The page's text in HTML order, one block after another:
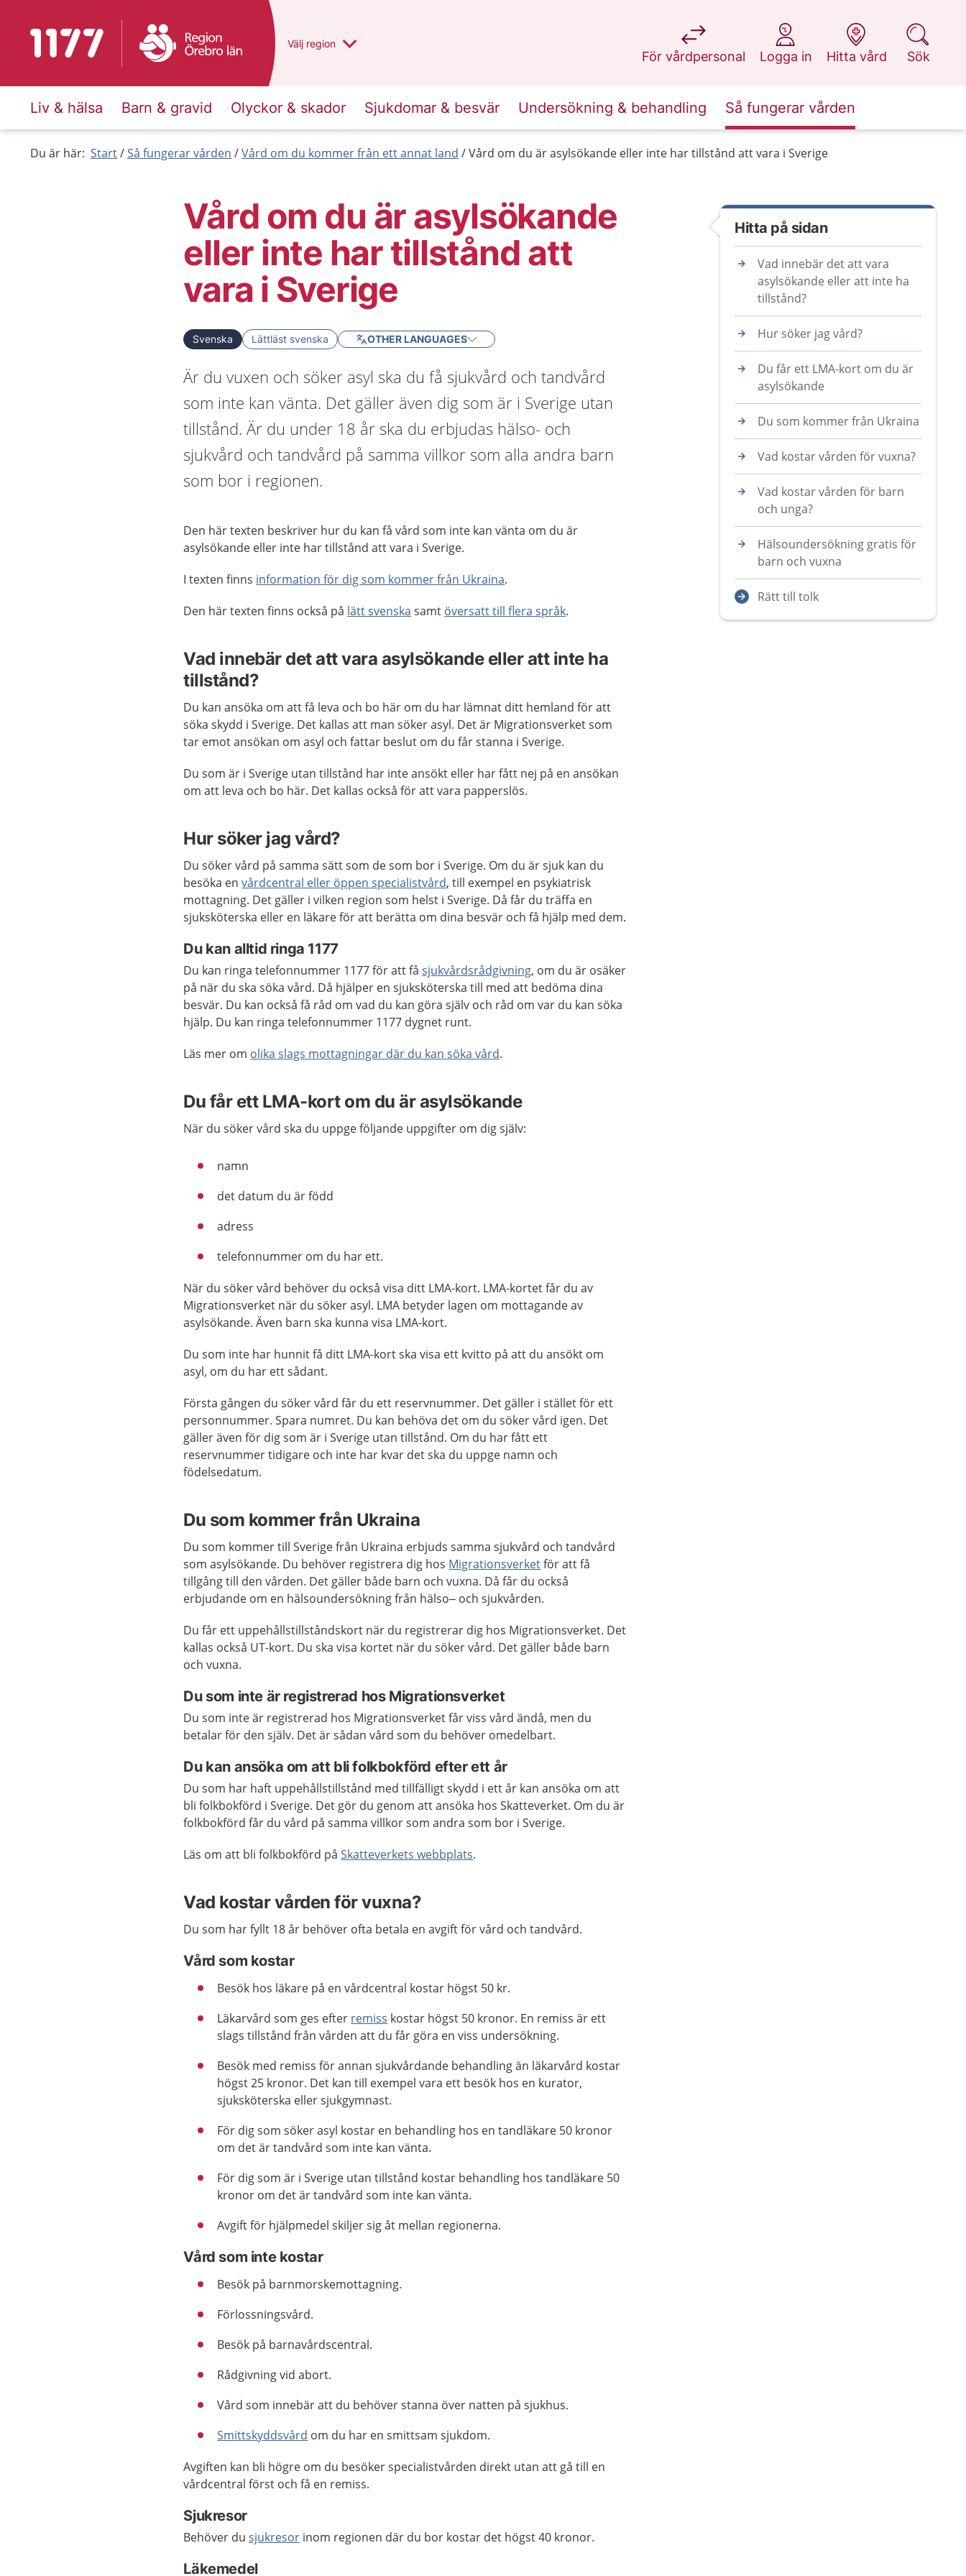
Till startsidan för 1177 Du har valt region
Välj en annan
region
För vårdpersonal
på 1177.se
Logga in
på 1177.se
Hitta vård
på 1177.se
Sök
på 1177.se
Liv & hälsa Barn & gravid Olyckor & skador Sjukdomar & besvär Undersökning & behandling Så fungerar vården
Du är här: Start Så fungerar vården Vård om du kommer från ett annat land Vård om du är asylsökande eller inte har tillstånd att vara i Sverige
Vård om du är asylsökande
eller inte har tillstånd att
vara i Sverige
Svenska Lättläst svenska OTHER LANGUAGES
Är du vuxen och söker asyl ska du få sjukvård och tandvård
som inte kan vänta. Det gäller även dig som är i Sverige utan
tillstånd. Är du under 18 år ska du erbjudas hälso- och
sjukvård och tandvård på samma villkor som alla andra barn
som bor i regionen.
Den här texten beskriver hur du kan få vård som inte kan vänta om du är
asylsökande eller inte har tillstånd att vara i Sverige.
I texten finns information för dig som kommer från Ukraina.
Den här texten finns också på lätt svenska samt översatt till flera språk.
Vad innebär det att vara asylsökande eller att inte ha
tillstånd?
Du kan ansöka om att få leva och bo här om du har lämnat ditt hemland för att
söka skydd i Sverige. Det kallas att man söker asyl. Det är Migrationsverket som
tar emot ansökan om asyl och fattar beslut om du får stanna i Sverige.
Du som är i Sverige utan tillstånd har inte ansökt eller har fått nej på en ansökan
om att leva och bo här. Det kallas också för att vara papperslös.
Hur söker jag vård?
Du söker vård på samma sätt som de som bor i Sverige. Om du är sjuk kan du
besöka envårdcentral eller öppen specialistvård, till exempel en psykiatrisk
mottagning. Det gäller i vilken region som helst i Sverige. Då får du träffa en
sjuksköterska eller en läkare för att berätta om dina besvär och få hjälp med dem.
Du kan alltid ringa 1177
Du kan ringa telefonnummer 1177 för att fåsjukvårdsrådgivning, om du är osäker
på när du ska söka vård. Då hjälper en sjuksköterska till med att bedöma dina
besvär. Du kan också få råd om vad du kan göra själv och råd om var du kan söka
hjälp. Du kan ringa telefonnummer 1177 dygnet runt.
Läs mer om olika slags mottagningar där du kan söka vård.
Du får ett LMA-kort om du är asylsökande
När du söker vård ska du uppge följande uppgifter om dig själv:
namn
det datum du är född
adress
telefonnummer om du har ett.
När du söker vård behöver du också visa ditt LMA-kort. LMA-kortet får du av
Migrationsverket när du söker asyl. LMA betyder lagen om mottagande av
asylsökande. Även barn ska kunna visa LMA-kort.
Du som inte har hunnit få ditt LMA-kort ska visa ett kvitto på att du ansökt om
asyl, om du har ett sådant.
Första gången du söker vård får du ett reservnummer. Det gäller i stället för ett
personnummer. Spara numret. Du kan behöva det om du söker vård igen. Det
gäller även för dig som är i Sverige utan tillstånd. Om du har fått ett
reservnummer tidigare och inte har kvar det ska du uppge namn och
födelsedatum.
Du som kommer från Ukraina
Du som kommer till Sverige från Ukraina erbjuds samma sjukvård och tandvård
som asylsökande. Du behöver registrera dig hos Migrationsverketför att få
tillgång till den vården.​ Det gäller både barn och vuxna. Då får du också
erbjudande om en hälsoundersökning från hälso– och sjukvården.
Du får ett uppehållstillståndskort när du registrerar dig hos Migrationsverket. Det
kallas också UT-kort. Du ska visa kortet när du söker vård. Det gäller både barn
och vuxna.
Du som inte är registrerad hos Migrationsverket
Du som inte är registrerad hos Migrationsverket får viss vård ändå, men du
betalar för den själv. Det är sådan vård som du behöver omedelbart.
Du kan ansöka om att bli folkbokförd efter ett år
Du som har haft uppehållstillstånd med tillfälligt skydd i ett år kan ansöka om att
bli folkbokförd i Sverige. Det gör du genom att ansöka hos Skatteverket. Om du är
folkbokförd får du vård på samma villkor som andra som bor i Sverige.
Läs om att bli folkbokförd påSkatteverkets webbplats.
Vad kostar vården för vuxna?
Du som har fyllt 18 år behöver ofta betala en avgift för vård och tandvård.
Vård som kostar
Besök hos läkare på en vårdcentral kostar högst 50 kr.
Läkarvård som ges efter remiss kostar högst 50 kronor. En remiss är ett
slags tillstånd från vården att du får göra en viss undersökning.
Besök med remiss för annan sjukvårdande behandling än läkarvård kostar
högst 25 kronor. Det kan till exempel vara ett besök hos en kurator,
sjuksköterska eller sjukgymnast.
För dig som söker asyl kostar en behandling hos en tandläkare 50 kronor
om det är tandvård som inte kan vänta.
För dig som är i Sverige utan tillstånd kostar behandling hos tandläkare 50
kronor om det är tandvård som inte kan vänta.
Avgift för hjälpmedel skiljer sig åt mellan regionerna.
Vård som inte kostar
Besök på barnmorskemottagning.
Förlossningsvård.
Besök på barnavårdscentral.
Rådgivning vid abort.
Vård som innebär att du behöver stanna över natten på sjukhus.
Smittskyddsvård om du har en smittsam sjukdom.
Avgiften kan bli högre om du besöker specialistvården direkt utan att gå till en
vårdcentral först och få en remiss.
Sjukresor
Behöver dusjukresor inom regionen där du bor kostar det högst 40 kronor.
Läkemedel
Hitta på sidan
Vad innebär det att vara
asylsökande eller att inte ha
tillstånd?
Hur söker jag vård?
Du får ett LMA-kort om du är
asylsökande
Du som kommer från Ukraina
Vad kostar vården för vuxna?
Vad kostar vården för barn
och unga?
Hälsoundersökning gratis för
barn och vuxna
Rätt till tolk